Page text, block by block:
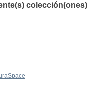
colección(ones)